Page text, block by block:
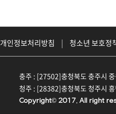
개인정보처리방침 |
청소년 보호정
충주 : [27502]충청북도 충주시
청주 : [28382]충청북도 청주시
Copyright© 2017. All right